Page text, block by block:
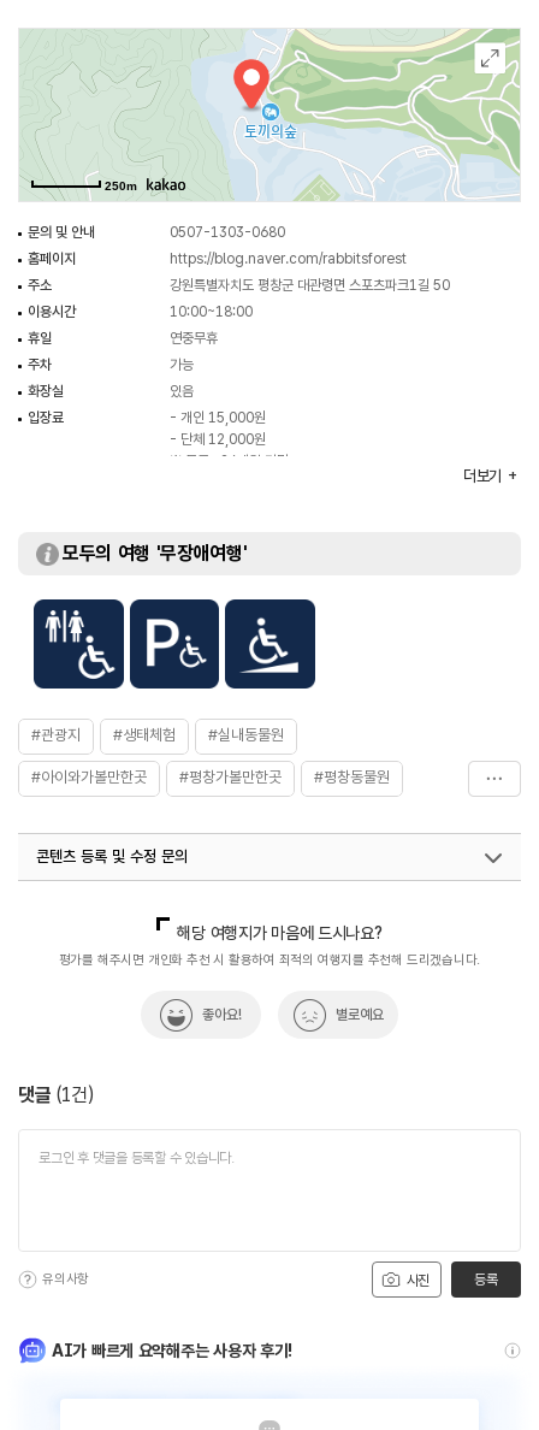
동화에서나 볼 법한 아기자기한 숲 속 정원이 넓게 펼쳐져 있다. 이 밖에도 밧줄
놀이터, 사계절 썰매장, 대형 모래 놀이, 나무그네, 집라인 등의 아이들의 놀
거리가 가득하다.
250m
문의 및 안내
0507-1303-0680
홈페이지
https://blog.naver.com/rabbitsforest
주소
강원특별자치도 평창군 대관령면 스포츠파크1길 50
이용시간
10:00~18:00
휴일
연중무휴
주차
가능
화장실
있음
입장료
- 개인 15,000원
- 단체 12,000원
※ 무료 : 24개월 미만
더보기
모두의 여행 '무장애여행'
#관광지 #생태체험 #실내동물원
#아이와가볼만한곳 #평창가볼만한곳 #평창동물원
콘텐츠 등록 및 수정 문의
열린관광콘텐츠팀(열린관광-모두의여행)
033-738-3425
해당 여행지가 마음에 드시나요?
평가를 해주시면 개인화 추천 시 활용하여 최적의 여행지를 추천해 드리겠습니다.
좋아요! 별로예요
댓글 (1건)
사진
유의사항 등록
AI가 빠르게 요약해주는 사용자 후기!